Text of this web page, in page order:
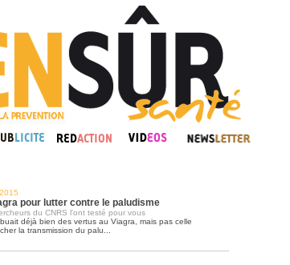
pour lutter contre le paludisme
du CNRS l'ont testé pour vous
déjà bien des vertus au Viagra, mais pas celle
la transmission du palu...